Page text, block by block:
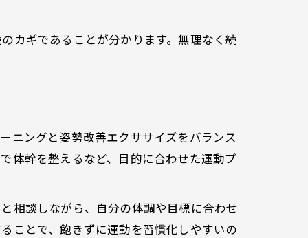
カギであることが分かります。無理なく続
ニングと姿勢改善エクササイズをバランス
体幹を整えるなど、目的に合わせた運動プ
相談しながら、自分の体調や目標に合わせ
ことで、飽きずに運動を習慣化しやすいの